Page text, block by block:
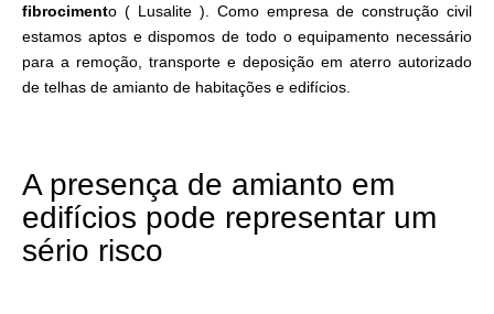
fibrocimento ( Lusalite ). Como empresa de construção civil
estamos aptos e dispomos de todo o equipamento necessário
para a remoção, transporte e deposição em aterro autorizado
de telhas de amianto de habitações e edifícios.
A presença de amianto em
edifícios pode representar um
sério risco